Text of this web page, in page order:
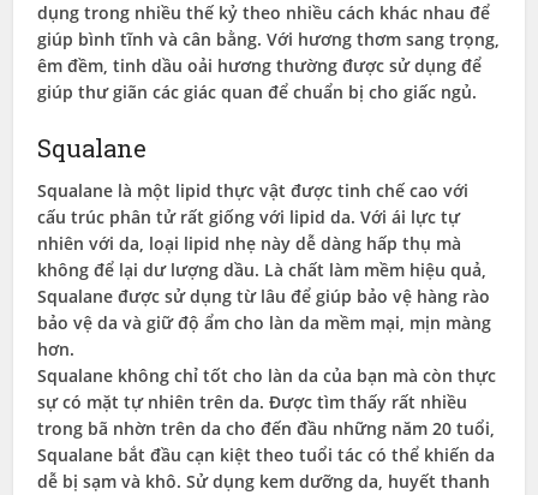
dụng trong nhiều thế kỷ theo nhiều cách khác nhau để
giúp bình tĩnh và cân bằng. Với hương thơm sang trọng,
êm đềm, tinh dầu oải hương thường được sử dụng để
giúp thư giãn các giác quan để chuẩn bị cho giấc ngủ.
Squalane
Squalane là một lipid thực vật được tinh chế cao với
cấu trúc phân tử rất giống với lipid da. Với ái lực tự
nhiên với da, loại lipid nhẹ này dễ dàng hấp thụ mà
không để lại dư lượng dầu. Là chất làm mềm hiệu quả,
Squalane được sử dụng từ lâu để giúp bảo vệ hàng rào
bảo vệ da và giữ độ ẩm cho làn da mềm mại, mịn màng
hơn.
Squalane không chỉ tốt cho làn da của bạn mà còn thực
sự có mặt tự nhiên trên da. Được tìm thấy rất nhiều
trong bã nhờn trên da cho đến đầu những năm 20 tuổi,
Squalane bắt đầu cạn kiệt theo tuổi tác có thể khiến da
dễ bị sạm và khô. Sử dụng kem dưỡng da, huyết thanh